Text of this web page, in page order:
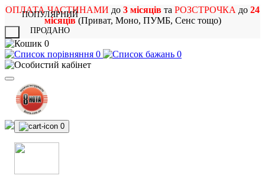
ОПЛАТА ЧАСТИНАМИ до 3 місяців та РОЗСТРОЧКА до 24
місяців(Приват, Моно, ПУМБ, Сенс тощо)
0
0
0
0
ПОПУЛЯРНИЙ
ПРОДАНО